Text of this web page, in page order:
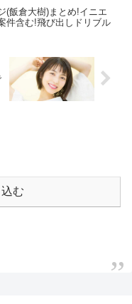
(飯倉大樹)まとめ!イニエ
件含む!飛び出しドリブル
む